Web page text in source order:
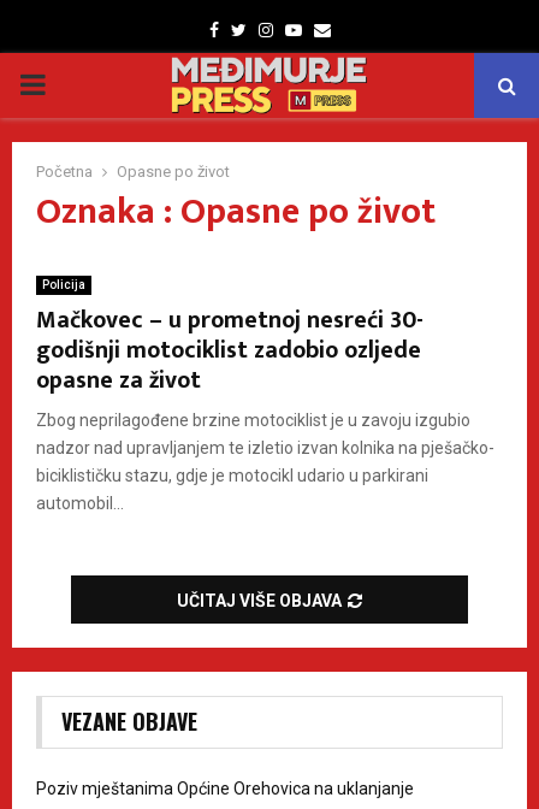
Facebook
TwitterInstagram
Youtube
Email
PRIMARY
MENU
Početna Opasne po život
Oznaka : Opasne po život
Policija
Mačkovec – u prometnoj nesreći 30-
godišnji motociklist zadobio ozljede
opasne za život
Zbog neprilagođene brzine motociklist je u zavoju izgubio
nadzor nad upravljanjem te izletio izvan kolnika na pješačko-
biciklističku stazu, gdje je motocikl udario u parkirani
automobil...
UČITAJ VIŠE OBJAVA
VEZANE OBJAVE
Poziv mještanima Općine Orehovica na uklanjanje